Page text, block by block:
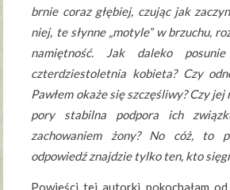
brnie coraz głębiej, czując jak
niej, te słynne „motyle” w brzuchu,
namiętność. Jak daleko
czterdziestoletnia kobieta? Czy
Pawłem okaże się szczęśliwy? Czy
pory stabilna podpora ich
zachowaniem żony? No cóż, to
odpowiedź znajdzie tylko ten, kto
Powieści tej autorki pokochałam